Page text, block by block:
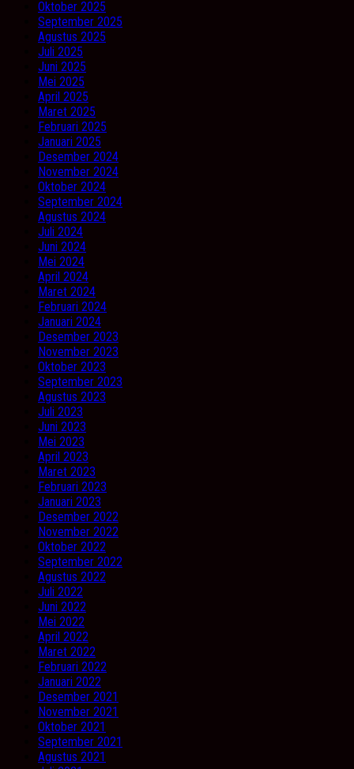
Oktober 2025
September 2025
Agustus 2025
Juli 2025
Juni 2025
Mei 2025
April 2025
Maret 2025
Februari 2025
Januari 2025
Desember 2024
November 2024
Oktober 2024
September 2024
Agustus 2024
Juli 2024
Juni 2024
Mei 2024
April 2024
Maret 2024
Februari 2024
Januari 2024
Desember 2023
November 2023
Oktober 2023
September 2023
Agustus 2023
Juli 2023
Juni 2023
Mei 2023
April 2023
Maret 2023
Februari 2023
Januari 2023
Desember 2022
November 2022
Oktober 2022
September 2022
Agustus 2022
Juli 2022
Juni 2022
Mei 2022
April 2022
Maret 2022
Februari 2022
Januari 2022
Desember 2021
November 2021
Oktober 2021
September 2021
Agustus 2021